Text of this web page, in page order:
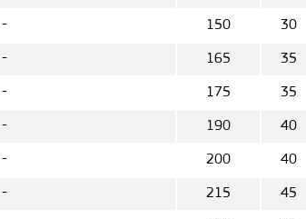
- 150 30
- 165 35
- 175 35
- 190 40
- 200 40
- 215 45